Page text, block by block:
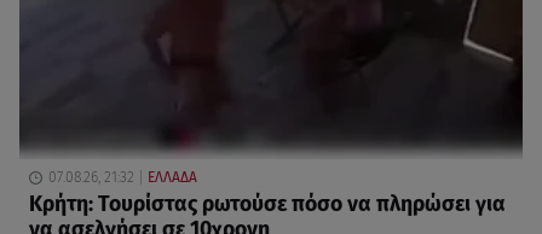
07.08.26, 21:32 ΕΛΛΑΔΑ
Κρήτη: Τουρίστας ρωτούσε πόσο να πληρώσει για